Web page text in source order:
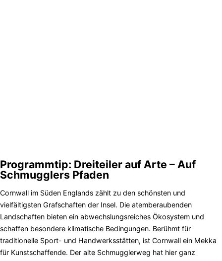
Programmtip: Dreiteiler auf Arte – Auf
Schmugglers Pfaden
Cornwall im Süden Englands zählt zu den schönsten und
vielfältigsten Grafschaften der Insel. Die atemberaubenden
Landschaften bieten ein abwechslungsreiches Ökosystem und
schaffen besondere klimatische Bedingungen. Berühmt für
traditionelle Sport- und Handwerksstätten, ist Cornwall ein Mekka
für Kunstschaffende. Der alte Schmugglerweg hat hier ganz